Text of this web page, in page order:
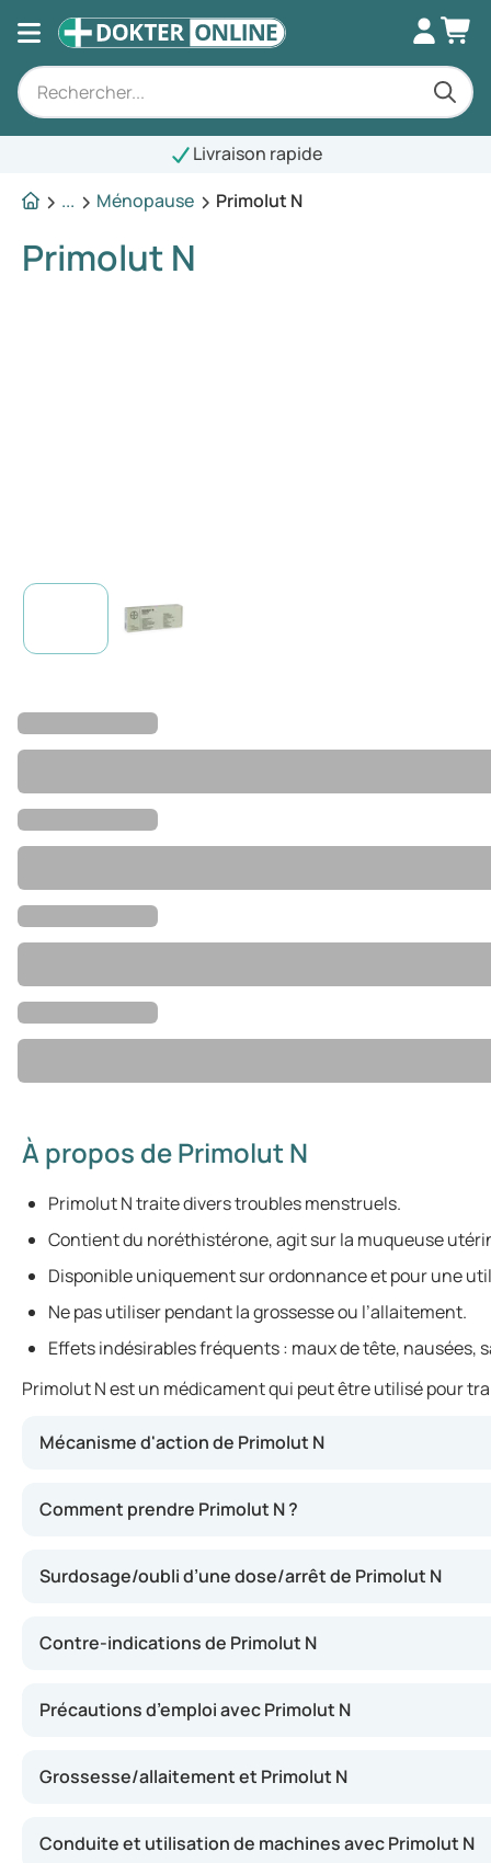
Livraison rapide
...
Ménopause Primolut N
Primolut N
À propos de Primolut N
Primolut N traite divers troubles menstruels.
Contient du noréthistérone, agit sur la muqueuse
Disponible uniquement sur ordonnance et pour une
Ne pas utiliser pendant la grossesse ou l’allaitement.
Effets indésirables fréquents : maux de tête, nausées,
Primolut N est un médicament qui peut être utilisé pour
Mécanisme d'action de Primolut N
Comment prendre Primolut N ?
Surdosage/oubli d’une dose/arrêt de Primolut N
Contre-indications de Primolut N
Précautions d’emploi avec Primolut N
Grossesse/allaitement et Primolut N
Conduite et utilisation de machines avec Primolut N